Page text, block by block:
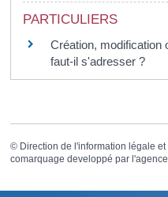
PARTICULIERS
Création, modification
faut-il s'adresser ?
© Direction de l'information légale
comarquage developpé par l'